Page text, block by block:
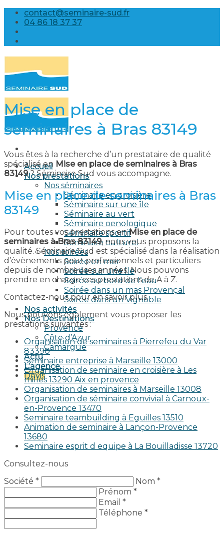
Skip
content
contact@seminaire-sud.fr
04 86 18 37 37
Accueil
Nos prestations
Nos séminaires
Séminaire en croisière
Séminaire sur une île
Séminaire au vert
Séminaire oenologique
Séminaire sportif
Séminaire culturel
Nos soirées
Soirée en mer
Soirée sur une île
Soirée au bord de l’eau
Soirée dans un mas Provençal
Soirée dans un Vignoble
Nos activités
Nos Destinations
Provence
Côte d’Azur
Camargue
Actu
L’agence
Devis
Mise en place de
seminaires à Bras 83149
Vous êtes à la recherche d’un prestataire de qualité
spécialisé en Mise en place de seminaires à Bras
83149? Séminaire Sud vous accompagne.
Mise en place de seminaires à Bras
83149
Pour toutes vos prestations enMise en place de
seminaires à Bras 83149, nous vous proposons la
qualité. Séminaire Sud est spécialisé dans la réalisation
d’évènements pour professionnels et particuliers
depuis de nombreuses années. Nous pouvons
prendre en charge ces prestations de A à Z.
Contactez-nous pour en savoir plus.
Nous pouvons également vous proposer les
prestations suivantes :
Organisation de seminaires à Pierrefeu du Var
83390
Seminaire entreprise à Marseille 13000
Organisation de seminaire en croisière à Les
milles 13290 Aix en provence​
Organisation de seminaires à Marseille 13008
Organisation de séminaire convivial à Carnoux-
en-Provence 13470
Seminaire teambuilding à Eguilles 13510
Animation de seminaire à Lançon-Provence
13680
Seminaire esprit d equipe à La Bouilladisse 13720
Consultez-nous
Société *
Nom *
Prénom *
Email *
Téléphone *